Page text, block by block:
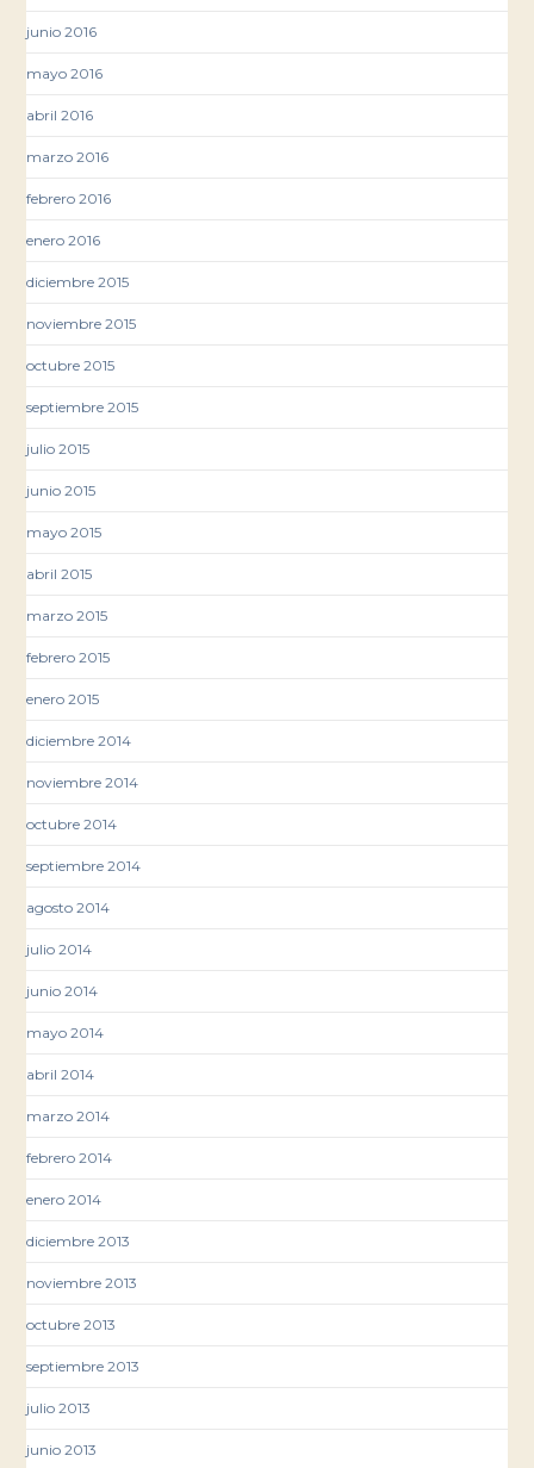
junio 2016
mayo 2016
abril 2016
marzo 2016
febrero 2016
enero 2016
diciembre 2015
noviembre 2015
octubre 2015
septiembre 2015
julio 2015
junio 2015
mayo 2015
abril 2015
marzo 2015
febrero 2015
enero 2015
diciembre 2014
noviembre 2014
octubre 2014
septiembre 2014
agosto 2014
julio 2014
junio 2014
mayo 2014
abril 2014
marzo 2014
febrero 2014
enero 2014
diciembre 2013
noviembre 2013
octubre 2013
septiembre 2013
julio 2013
junio 2013